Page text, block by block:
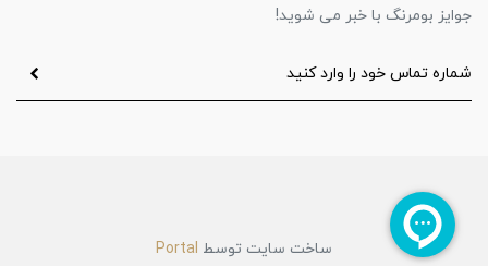
جوایز بومرنگ با خبر می شوید!
ساخت سایت توسط Portal